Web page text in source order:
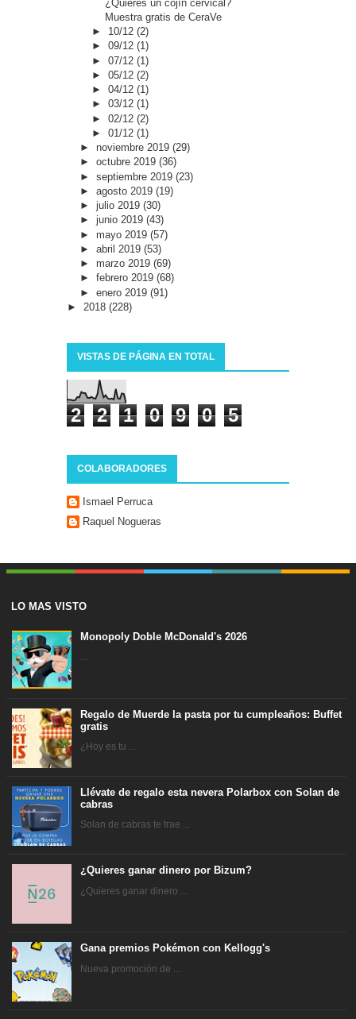
¿Quieres un cojín cervical?
Muestra gratis de CeraVe
► 10/12(2)
►09/12(1)
►07/12(1)
►05/12(2)
►04/12(1)
►03/12(1)
►02/12(2)
►01/12(1)
► noviembre 2019 (29)
► octubre 2019 (36)
► septiembre 2019 (23)
► agosto 2019 (19)
► julio 2019 (30)
► junio 2019 (43)
► mayo 2019 (57)
► abril 2019 (53)
► marzo 2019 (69)
► febrero 2019 (68)
► enero 2019 (91)
► 2018 (228)
VISTAS DE PÁGINA EN TOTAL
2 2 1 0 9 0 5
COLABORADORES
Ismael Perruca
Raquel Nogueras
LO MAS VISTO
Monopoly Doble McDonald's 2026
...
Regalo de Muerde la pasta por tu cumpleaños: Buffet
gratis
¿Hoy es tu ...
Llévate de regalo esta nevera Polarbox con Solan de
cabras
Solan de cabras te trae ...
¿Quieres ganar dinero por Bizum?
¿Quieres ganar dinero ...
Gana premios Pokémon con Kellogg's
Nueva promoción de ...